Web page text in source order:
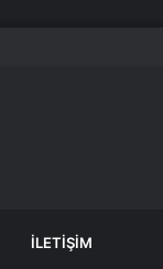
İLETIŞIM